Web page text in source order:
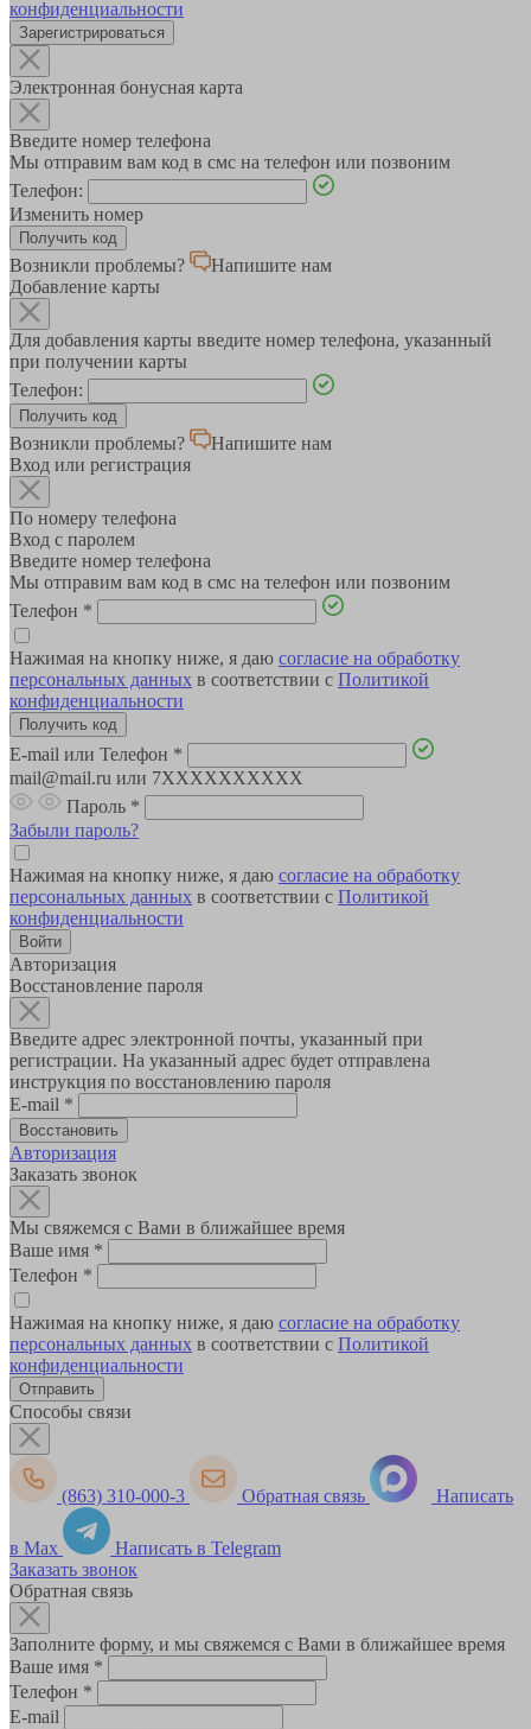
конфиденциальности
Зарегистрироваться
Электронная бонусная карта
Введите номер телефона
Мы отправим вам код в смс на телефон или позвоним
Телефон:
Изменить номер
Возникли проблемы?
Напишите нам
Добавление карты
Для добавления карты введите номер телефона, указанный
при получении карты
Телефон:
Возникли проблемы?
Напишите нам
Вход или регистрация
По номеру телефона
Вход с паролем
Введите номер телефона
Мы отправим вам код в смс на телефон или позвоним
Телефон *
Нажимая на кнопку ниже, я даю согласие на обработку
персональных данных в соответствии с Политикой
конфиденциальности
E-mail или Телефон *
mail@mail.ru или 7XXXXXXXXXX
Пароль *
Забыли пароль?
Нажимая на кнопку ниже, я даю согласие на обработку
персональных данных в соответствии с Политикой
конфиденциальности
Авторизация
Восстановление пароля
Введите адрес электронной почты, указанный при
регистрации. На указанный адрес будет отправлена
инструкция по восстановлению пароля
E-mail *
Авторизация
Заказать звонок
Мы свяжемся с Вами в ближайшее время
Ваше имя *
Телефон *
Нажимая на кнопку ниже, я даю согласие на обработку
персональных данных в соответствии с Политикой
конфиденциальности
Способы связи
(863) 310-000-3 Обратная связь Написать
в Max
Написать в Telegram
Заказать звонок
Обратная связь
Заполните форму, и мы свяжемся с Вами в ближайшее время
Ваше имя *
Телефон *
E-mail